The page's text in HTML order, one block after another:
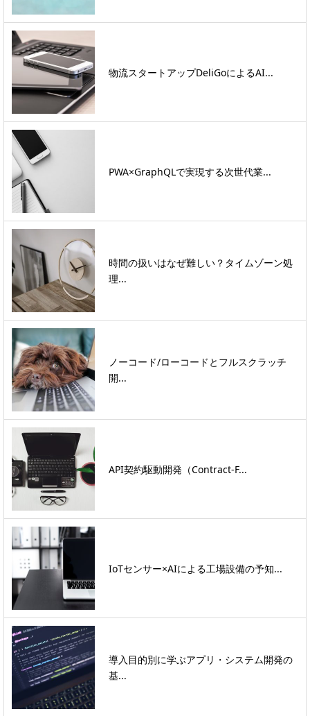
物流スタートアップDeliGoによるAI...
PWA×GraphQLで実現する次世代業...
時間の扱いはなぜ難しい？タイムゾーン処
理...
ノーコード/ローコードとフルスクラッチ
開...
API契約駆動開発（Contract-F...
IoTセンサー×AIによる工場設備の予知...
導入目的別に学ぶアプリ・システム開発の
基...